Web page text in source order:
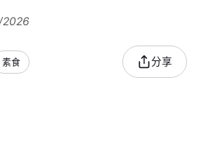
2026
素食 分享